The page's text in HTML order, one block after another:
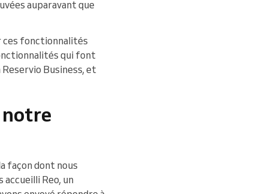
auparavant que
ces fonctionnalités
qui font
Business, et
notre
façon dont nous
Reo, un